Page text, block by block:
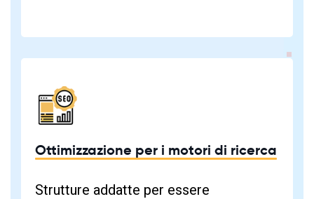
Ottimizzazione per i motori di ricerca
Strutture addatte per essere